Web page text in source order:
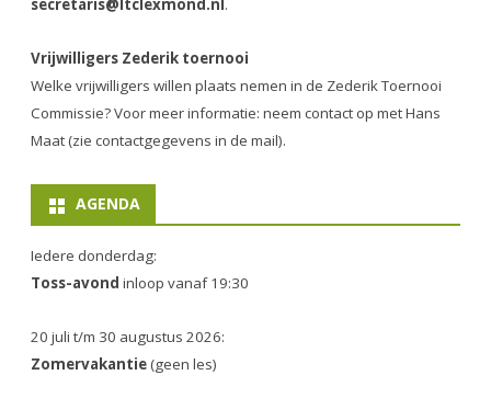
secretaris@ltclexmond.nl .
Vrijwilligers Zederik toernooi
Welke vrijwilligers willen plaats nemen in de Zederik Toernooi
Commissie? Voor meer informatie: neem contact op met Hans
Maat (zie contactgegevens in de mail).
AGENDA
Iedere donderdag:
Toss-avond inloop vanaf 19:30
20 juli t/m 30 augustus 2026:
Zomervakantie(geen les)